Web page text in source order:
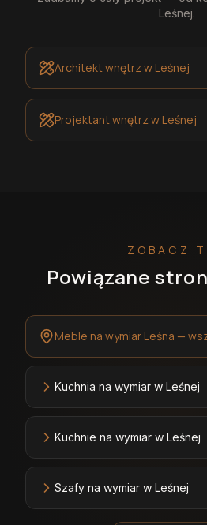
Leśnej.
Architekt wnętrzw Leśnej
Projektant wnętrzw Leśnej
ZOBACZ
Powiązane
Meble na wymiar Leśna —
Kuchnia na wymiar w Leśnej
Kuchnie na wymiar w Leśnej
Szafy na wymiar w Leśnej